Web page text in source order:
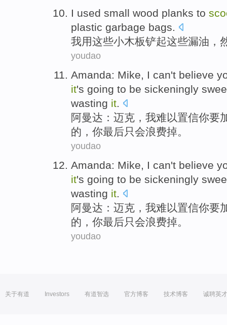
I used small wood planks to
plastic garbage bags.
我用这些小木板铲起这些漏油 ，
youdao
Amanda: Mike, I can't believe
it's going to be sickeningly
wasting it.
阿曼达 ： 迈克 ， 我难以置信你要
的，你最后只会浪费掉。
youdao
Amanda: Mike, I can't believe
it's going to be sickeningly
wasting it.
阿曼达 ： 迈克 ， 我难以置信你要
的，你最后只会浪费掉。
youdao
关于有道 Investors 有道智选 官方博客 技术博客 诚聘英才